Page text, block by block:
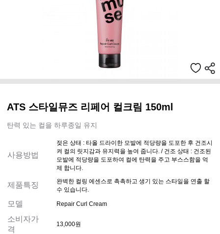
ATS 스타일뮤즈 리페어 컬크림 150ml
탄력 있는 컬을 하루종일 유지
사용방법
젖은 상태 : 타올 드라이한 모발에 적당량을 도포한 후 건조시
켜 컬의 릿지감과 유지력을 높여 줍니다. / 건조 상태 : 건조된
모발에 적당량을 도포하여 컬에 탄력을 주고 부스스함을 억
제 합니다.
제품특징
완벽한 컬링 에센스로 촉촉하고 생기 있는 스타일을 연출 할
수 있습니다.
모델 Repair Curl Cream
소비자가
격
13,000원